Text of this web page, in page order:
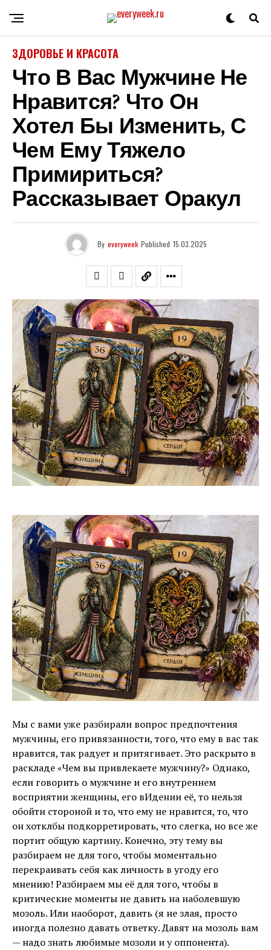
ЗДОРОВЬЕ И КРАСОТА
Что В Вас Мужчине Не
Нравится? Что Он
Хотел Бы Изменить, С
Чем Ему Тяжело
Примириться?
Рассказывает Оракул
By everyweek Published 15.03.2025
Мы с вами уже разбирали вопрос предпочтения
мужчины, его привязанности, того, что ему в вас так
нравится, так радует и притягивает. Это раскрыто в
раскладе «Чем вы привлекаете мужчину?» Однако,
если говорить о мужчине и его внутреннем
восприятии женщины, его вИдении её, то нельзя
обойти стороной и то, что ему не нравится, то, что
он хотклбы подкорретировать, что слегка, но все же
портит общую картину. Конечно, эту тему вы
разбираем не для того, чтобы моментально
перекраивать себя как личность в угоду его
мнению! Разбираем мы её для того, чтобы в
критические моменты не давить на наболевшую
мозоль. Или наоборот, давить (я не злая, просто
иногда полезно давать ответку. Давят на мозоль вам
— надо знать любимые мозоли и у оппонента).